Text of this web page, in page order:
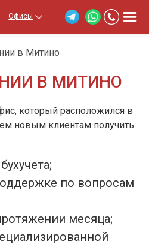
Офисы
в Митино
В МИТИНО
который расположился в
новым клиентам получить
по вопросам
месяца;